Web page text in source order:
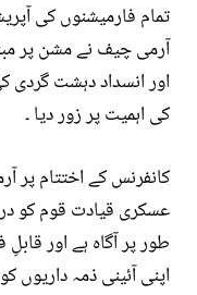
تمام فارمیشنوں کی
آرمی چیف نے مشن پر
اور انسداد دہشت گردی
کی اہمیت پر زور دیا ۔
کانفرنس کے اختتام پر
عسکری قیادت قوم کو
طور پر آگاہ ہے اور
اپنی آئینی ذمہ داریوں